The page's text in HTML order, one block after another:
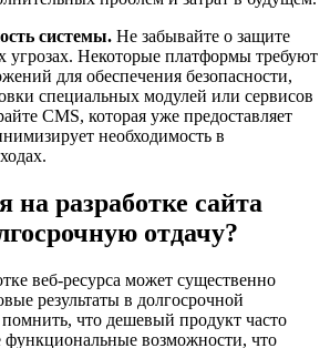
системы. Не забывайте о защите
Некоторые платформы требуют
для обеспечения безопасности,
специальных модулей или сервисов
CMS, которая уже предоставляет
необходимость в
на разработке сайта
отдачу?
веб-ресурса может существенно
результаты в долгосрочной
что дешевый продукт часто
функциональные возможности, что